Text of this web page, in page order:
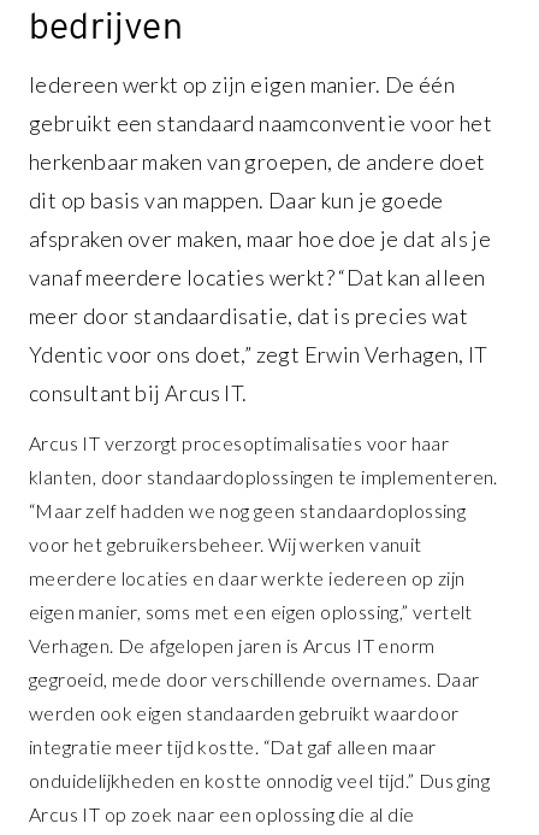
bedrijven
Iedereen werkt op zijn eigen manier. De één
gebruikt een standaard naamconventie voor het
herkenbaar maken van groepen, de andere doet
dit op basis van mappen. Daar kun je goede
afspraken over maken, maar hoe doe je dat als je
vanaf meerdere locaties werkt? “Dat kan alleen
meer door standaardisatie, dat is precies wat
Ydentic voor ons doet,” zegt Erwin Verhagen, IT
consultant bij Arcus IT.
Arcus IT verzorgt procesoptimalisaties voor haar
klanten, door standaardoplossingen te implementeren.
“Maar zelf hadden we nog geen standaardoplossing
voor het gebruikersbeheer. Wij werken vanuit
meerdere locaties en daar werkte iedereen op zijn
eigen manier, soms met een eigen oplossing,” vertelt
Verhagen. De afgelopen jaren is Arcus IT enorm
gegroeid, mede door verschillende overnames. Daar
werden ook eigen standaarden gebruikt waardoor
integratie meer tijd kostte. “Dat gaf alleen maar
onduidelijkheden en kostte onnodig veel tijd.” Dus ging
Arcus IT op zoek naar een oplossing die al die